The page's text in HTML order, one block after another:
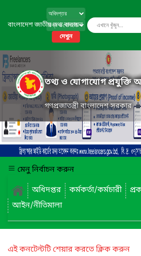
বাংলাদেশ জাতীয় তথ্য বাতায়ন
দেখুন
তথ্য ও যোগাযোগ প্রযুক্তি
গণপ্রজাতন্ত্রী বাংলাদেশ সরকার
মেনু নির্বাচন করুন
অধিদপ্তর
কর্মকর্তা/কর্মচারী
আইন/নীতিমালা
এই কনটেন্টটি শেয়ার করতে ক্লিক করুন